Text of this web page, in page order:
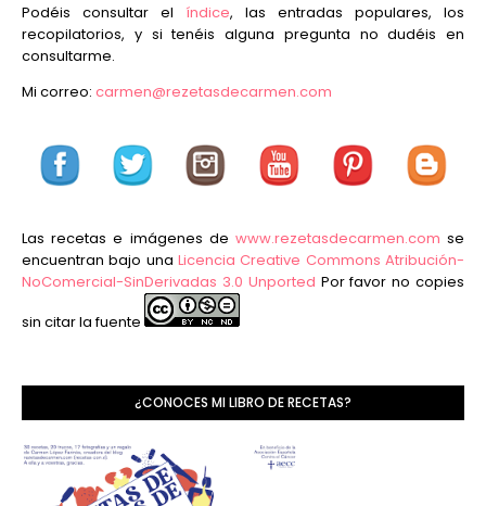
Podéis consultar el índice, las entradas populares, los
recopilatorios, y si tenéis alguna pregunta no dudéis en
consultarme.
Mi correo: carmen@rezetasdecarmen.com
Las recetas e imágenes de www.rezetasdecarmen.com se
encuentran bajo una Licencia Creative Commons Atribución-
NoComercial-SinDerivadas 3.0 Unported Por favor no copies
sin citar la fuente
¿CONOCES MI LIBRO DE RECETAS?